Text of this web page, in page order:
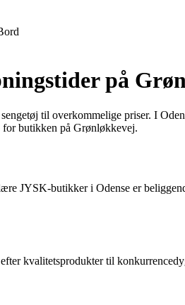
på
til overkommelige priser. I
butikken på Grønløkkevej.
JYSK-butikker i Odense er
kvalitetsprodukter til